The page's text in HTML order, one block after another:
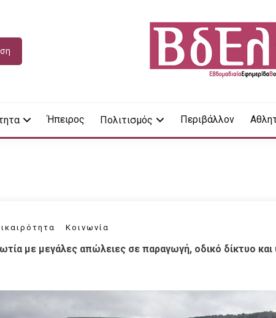
Ήπειρος Πολιτισμός Περιβάλλον
Κοινωνία
με μεγάλες απώλειες σε παραγωγή, οδικό δίκτυο